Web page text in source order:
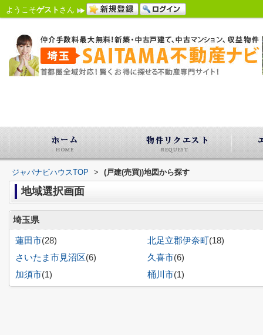
ようこそゲスト さん
ジャパナビハウスTOP > (戸建(売買))地図から探す
地域選択画面
埼玉県
蓮田市(28) 北足立郡伊奈町(18)
さいたま市見沼区(6) 久喜市(6)
加須市(1) 桶川市(1)